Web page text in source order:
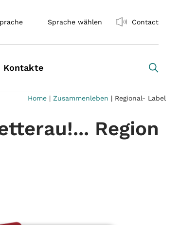
Sprache wählen Contact
Kontakte
Home| Zusammenleben | Regional- Label
Region